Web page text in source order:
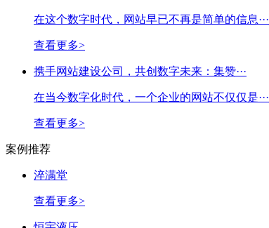
在这个数字时代，网站早已不再是简单的信息···
查看更多>
携手网站建设公司，共创数字未来：集赞···
在当今数字化时代，一个企业的网站不仅仅是···
查看更多>
案例推荐
淬满堂
查看更多>